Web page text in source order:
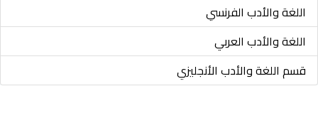
اللغة والأدب الفرنسي
اللغة والأدب العربي
قسم اللغة والأدب الأنجليزي